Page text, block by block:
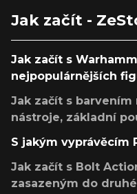
Jak začít -
Jak začít s
nejpopulárnějších
Jak začít s
nástroje, základní
S jakým vyprávěcím
Jak začít s Bolt
zasazeným do